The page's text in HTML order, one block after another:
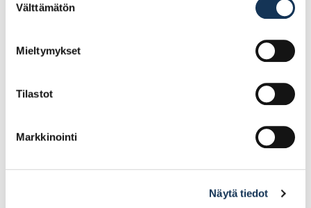
valinta
Välttämätön
Mieltymykset
Tilastot
Markkinointi
Näytä tiedot
Kubala 1519 sakkaritilä